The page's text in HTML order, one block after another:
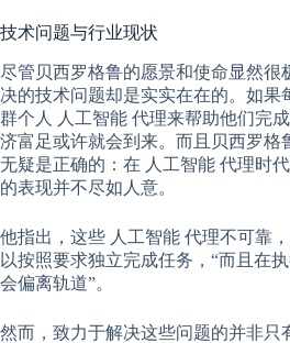
技术问题与行业现状
尽管贝西罗格鲁的愿景和使命显然很
决的技术问题却是实实在在的。如果
群个人
人工智能 代理来帮助他们完
济富足或许就会到来。而且贝西罗格
无疑是正确的：在 人工智能 代理时
的表现并不尽如人意。
他指出，这些 人工智能 代理不可靠
以按照要求独立完成任务，“而且在
会偏离轨道”。
然而，致力于解决这些问题的并非只